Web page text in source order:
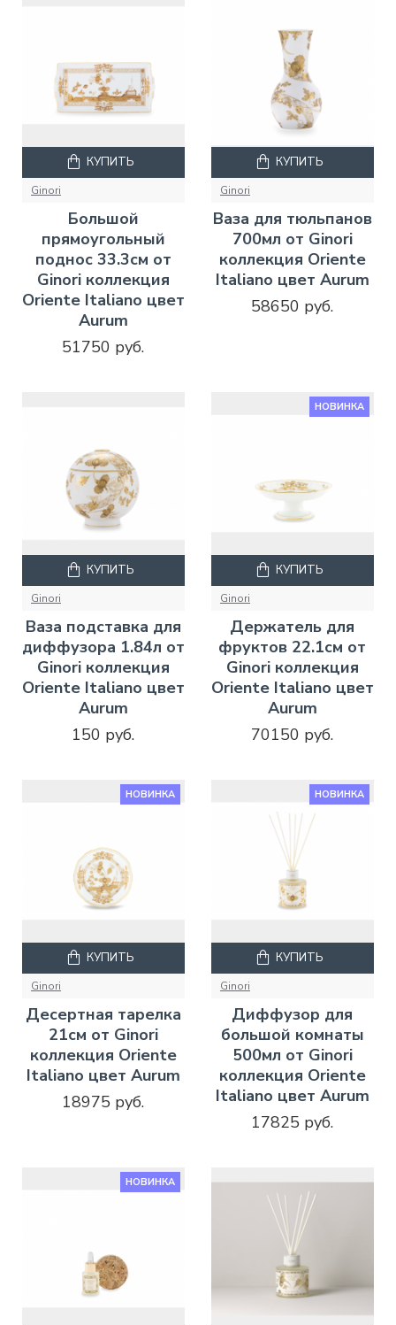
Ginori
Большой
прямоугольный
поднос 33.3см от
Ginori коллекция
Oriente Italiano цвет
Aurum
51750 руб.
КУПИТЬ
Ginori
Ваза для тюльпанов
700мл от Ginori
коллекция Oriente
Italiano цвет Aurum
58650 руб.
КУПИТЬ
Ginori
Ваза подставка для
диффузора 1.84л от
Ginori коллекция
Oriente Italiano цвет
Aurum
150 руб.
КУПИТЬ
НОВИНКА
Ginori
Держатель для
фруктов 22.1см от
Ginori коллекция
Oriente Italiano цвет
Aurum
70150 руб.
КУПИТЬ
НОВИНКА
Ginori
Десертная тарелка
21см от Ginori
коллекция Oriente
Italiano цвет Aurum
18975 руб.
КУПИТЬ
НОВИНКА
Ginori
Диффузор для
большой комнаты
500мл от Ginori
коллекция Oriente
Italiano цвет Aurum
17825 руб.
КУПИТЬ
НОВИНКА